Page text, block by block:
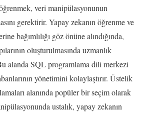
veri manipülasyonunun
gerektirir. Yapay zekanın öğrenme ve
bağımlılığı göz önüne alındığında,
oluşturulmasında uzmanlık
alanda SQL programlama dili merkezi
yönetimini kolaylaştırır. Üstelik
alanında popüler bir seçim olarak
ustalık, yapay zekanın